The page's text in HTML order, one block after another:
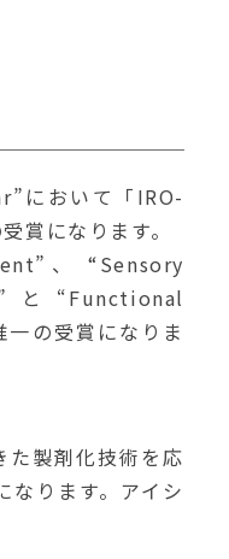
において「IRO-
賞になります。
、 “Sensory
“Functional
の受賞になりま
た製剤化技術を応
なります。アイシ